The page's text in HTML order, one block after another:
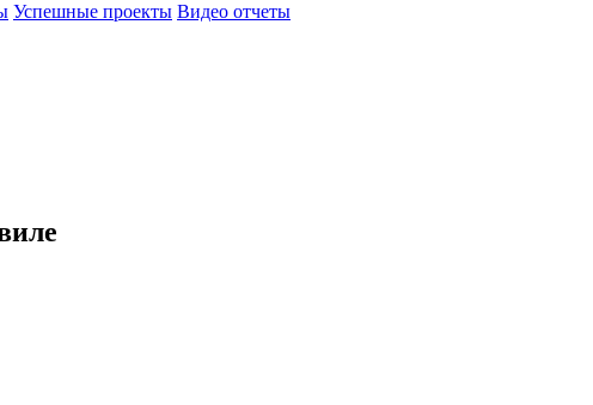
Успешные проекты Видео отчеты